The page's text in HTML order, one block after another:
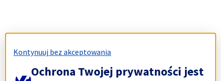
Kontynuuj bez akceptowania
Ochrona Twojej prywatności jest